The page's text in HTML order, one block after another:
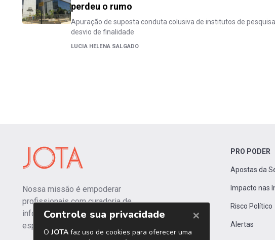
perdeu o rumo
Apuração de suposta conduta colusiva de institutos de
desvio de finalidade
LUCIA HELENA SALGADO
Nossa missão é empoderar
profissionais com curadoria de
informações independentes e
especializadas.
PRO PODER
Apostas da
Impacto nas
Risco Político
Alertas